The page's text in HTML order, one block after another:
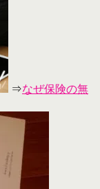
⇒なぜ保険の無